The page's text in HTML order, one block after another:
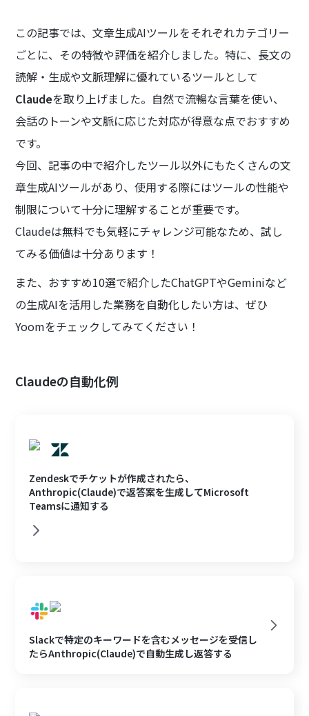
この記事では、文章生成AIツールをそれぞれカテゴリー
ごとに、その特徴や評価を紹介しました。特に、長文の
読解・生成や文脈理解に優れているツールとして
Claudeを取り上げました。自然で流暢な言葉を使い、
会話のトーンや文脈に応じた対応が得意な点でおすすめ
です。
今回、記事の中で紹介したツール以外にもたくさんの文
章生成AIツールがあり、使用する際にはツールの性能や
制限について十分に理解することが重要です。
Claudeは無料でも気軽にチャレンジ可能なため、試し
てみる価値は十分あります！
また、おすすめ10選で紹介したChatGPTやGeminiなど
の生成AIを活用した業務を自動化したい方は、ぜひ
Yoomをチェックしてみてください！
Claudeの自動化例
Zendeskでチケットが作成されたら、
Anthropic(Claude)で返答案を生成してMicrosoft
Teamsに通知する
Slackで特定のキーワードを含むメッセージを受信し
たらAnthropic(Claude)で自動生成し返答する